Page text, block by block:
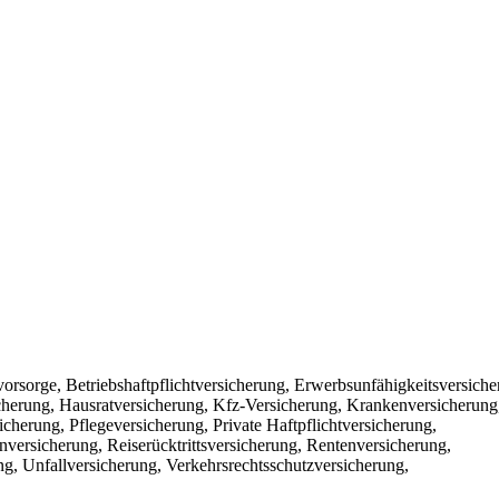
Betriebshaftpflichtversicherung,
Hausratversicherung, Kfz-Versicherung,
Pflegeversicherung, Private Haftpflichtversicherung,
Reiserücktrittsversicherung, Rentenversicherung,
Unfallversicherung, Verkehrsrechtsschutzversicherung,